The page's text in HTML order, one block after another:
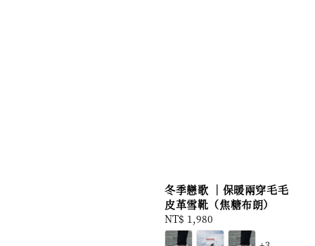
冬季戀歌 ｜保暖兩穿毛毛
皮革雪靴（焦糖布朗）
Regular
price
NT$ 1,980